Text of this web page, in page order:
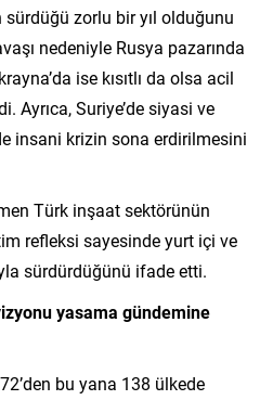
zorlu bir yıl olduğunu
nedeniyle Rusya pazarında
ise kısıtlı da olsa acil
Ayrıca, Suriye’de siyasi ve
insani krizin sona erdirilmesini
Türk inşaat sektörünün
refleksi sayesinde yurt içi ve
sürdürdüğünü ifade etti.
yasama gündemine
bu yana 138 ülkede